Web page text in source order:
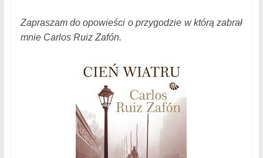
Zapraszam do opowieści o przygodzie w którą zabrał
mnie Carlos Ruiz Zafón.